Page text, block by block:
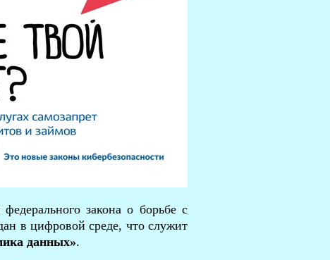
закона о борьбе с
в цифровой среде, что служит
данных».